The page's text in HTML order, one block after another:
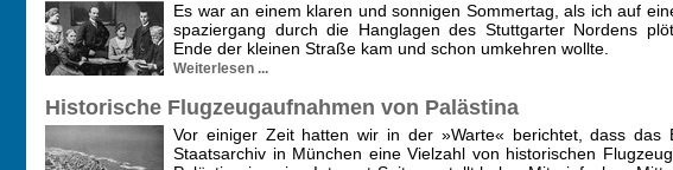
Es war an einem klaren und sonnigen Sommertag, als ich auf
spaziergang durch die Hanglagen des Stuttgarter Nordens
Ende der kleinen Straße kam und schon umkehren wollte.
Weiterlesen ...
Historische Flugzeugaufnahmen von Palästina
Vor einiger Zeit hatten wir in der »Warte« berichtet, dass das
Staatsarchiv in München eine Vielzahl von historischen